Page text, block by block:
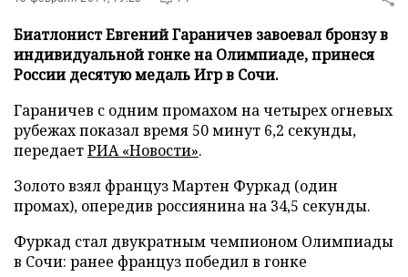
Биатлонист Евгений Гараничев завоевал бронзу в
индивидуальной гонке на Олимпиаде, принеся
России десятую медаль Игр в Сочи.
Гараничев с одним промахом на четырех огневых
рубежах показал время 50 минут 6,2 секунды,
передаетРИА «Новости».
Золото взял француз Мартен Фуркад (один
промах), опередив россиянина на 34,5 секунды.
Фуркад стал двукратным чемпионом Олимпиады
в Сочи: ранее француз победил в гонке